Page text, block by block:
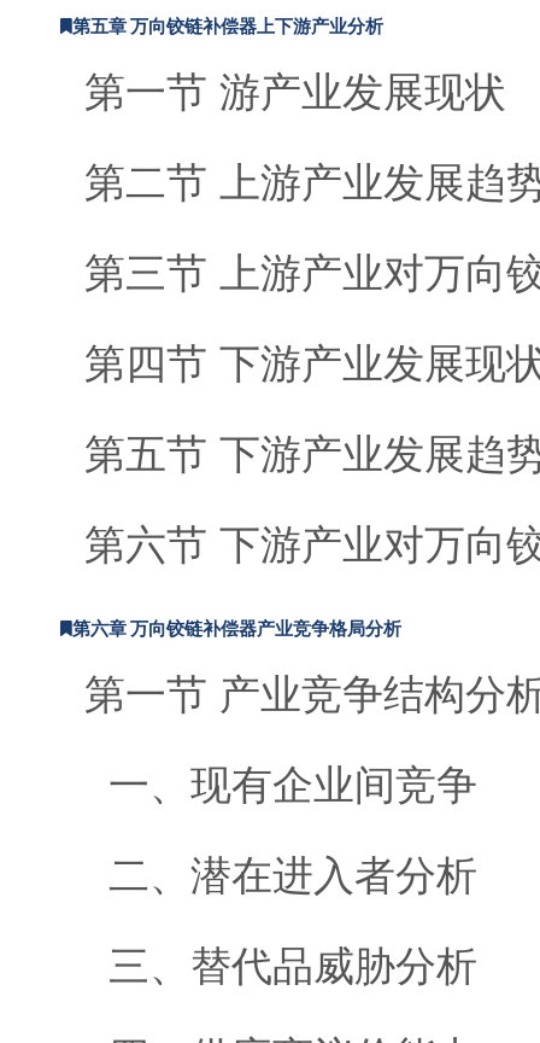
第五章 万向铰链补偿器上下游产业分析
第一节 游产业发展现状
第二节 上游产业发展趋
第三节 上游产业对万向
第四节 下游产业发展现
第五节 下游产业发展趋
第六节 下游产业对万向
第六章 万向铰链补偿器产业竞争格局分析
第一节 产业竞争结构分
一、现有企业间竞争
二、潜在进入者分析
三、替代品威胁分析